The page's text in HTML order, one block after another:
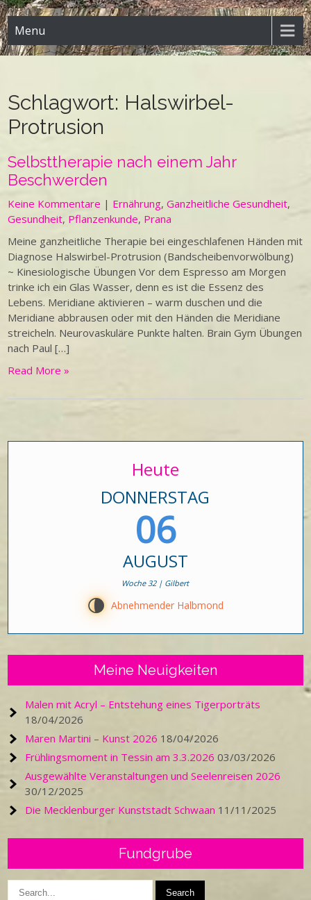
Menu
Schlagwort: Halswirbel-
Protrusion
Selbsttherapie nach einem Jahr
Beschwerden
Keine Kommentare | Ernährung,Ganzheitliche Gesundheit,
Gesundheit, Pflanzenkunde, Prana
Meine ganzheitliche Therapie bei eingeschlafenen Händen mit
Diagnose Halswirbel-Protrusion (Bandscheibenvorwölbung)
~ Kinesiologische Übungen Vor dem Espresso am Morgen
trinke ich ein Glas Wasser, denn es ist die Essenz des
Lebens. Meridiane aktivieren – warm duschen und die
Meridiane abbrausen oder mit den Händen die Meridiane
streicheln. Neurovaskuläre Punkte halten. Brain Gym Übungen
nach Paul […]
Read More »
Heute
DONNERSTAG
06
AUGUST
Woche 32 | Gilbert
U Abnehmender Halbmond
Meine Neuigkeiten
Malen mit Acryl – Entstehung eines Tigerporträts
18/04/2026
Maren Martini – Kunst 2026 18/04/2026
Frühlingsmoment in Tessin am 3.3.2026 03/03/2026
Ausgewählte Veranstaltungen und Seelenreisen 2026
30/12/2025
Die Mecklenburger Kunststadt Schwaan 11/11/2025
Fundgrube